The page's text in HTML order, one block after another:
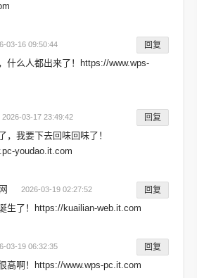
03-16 09:50:44 回复
什么人都出来了！https://www.wps-
2026-03-17 23:49:42 回复
，我要下去回味回味了！
youdao.it.com
2026-03-19 02:27:52 回复
生了！https://kuailian-web.it.com
03-19 06:32:35 回复
高啊！https://www.wps-pc.it.com